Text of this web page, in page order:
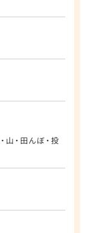
・田んぼ・投